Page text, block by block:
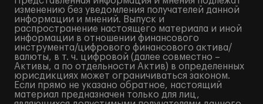
изменению без уведомления получателей данной
информации и мнений. Выпуск и
распространение настоящего материала и иной
информации в отношении финансового
инструмента/цифрового финансового актива/
валюты, в т. ч. цифровой (далее совместно –
Активы, а по отдельности Актив) в определенных
юрисдикциях может ограничиваться законом.
Если прямо не указано обратное, настоящий
материал предназначен только для лиц,